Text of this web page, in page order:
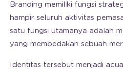
Branding memiliki fungsi
hampir seluruh aktivitas
satu fungsi utamanya adalah
yang membedakan sebuah
Identitas tersebut menjadi